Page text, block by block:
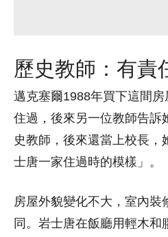
歷史教師：有責
邁克塞爾1988年買下這間
住過，後來另一位教師告訴
史教師，後來還當上校長，
士唐一家住過時的模樣」。
房屋外貌變化不大，室內裝
同。岩士唐在飯廳用輕木和